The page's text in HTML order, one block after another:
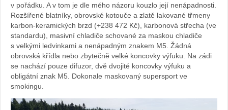
v pořádku. A v tom je dle mého názoru kouzlo její nenápadnosti.
Rozšířené blatníky, obrovské kotouče a zlatě lakované třmeny
karbon-keramických brzd (+238 472 Kč), karbonová střecha (ve
standardu), masivní chladiče schované za maskou chladiče
s velkými ledvinkami a nenápadným znakem M5. Žádná
obrovská křídla nebo zbytečně velké koncovky výfuku. Na zádi
se nachází pouze difuzor, dvě dvojité koncovky výfuku a
obligátní znak M5. Dokonale maskovaný supersport ve
smokingu.